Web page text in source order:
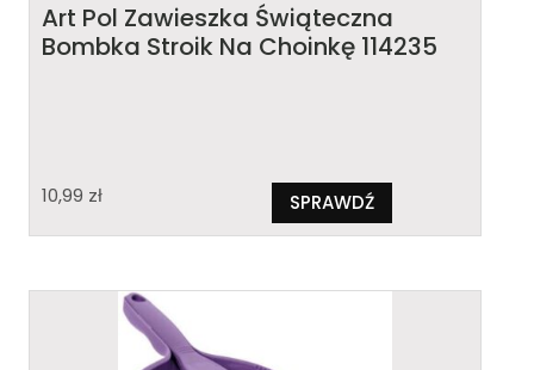
Art Pol Zawieszka Świąteczna
Bombka Stroik Na Choinkę 114235
10,99 zł SPRAWDŹ